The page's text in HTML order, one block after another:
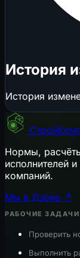
История
История
Нормы,
исполнителей
компаний.
Мы в Дзене ↗
РАБОЧИЕ ЗАДАЧИ
Проверить
Выполнить